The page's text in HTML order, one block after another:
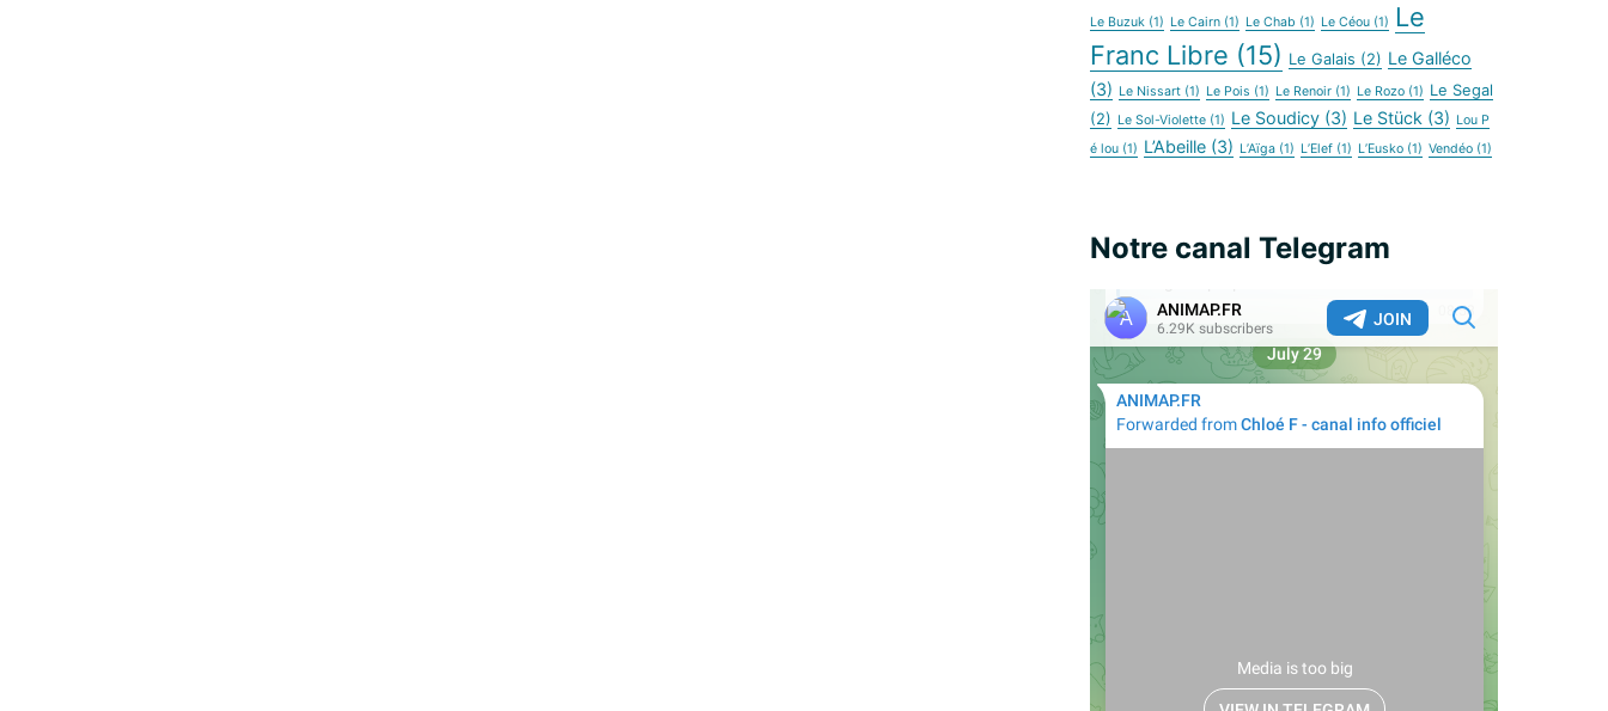
Le Buzuk (1) Le Cairn (1) Le Chab (1) Le Céou (1)
Le
Franc Libre (15) Le Galais (2) Le Galléco
(3) Le Nissart (1) Le Pois (1) Le Renoir (1) Le Rozo (1) Le Segal
(2) Le Sol-Violette (1) Le Soudicy (3) Le Stück (3) Lou P
é lou (1) L’Abeille (3) L’Aïga (1) L’Elef (1) L’Eusko (1) Vendéo (1)
Notre canal Telegram